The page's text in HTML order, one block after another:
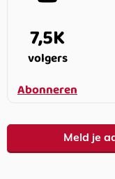
7,5K
volgers
Abonneren
Meld je